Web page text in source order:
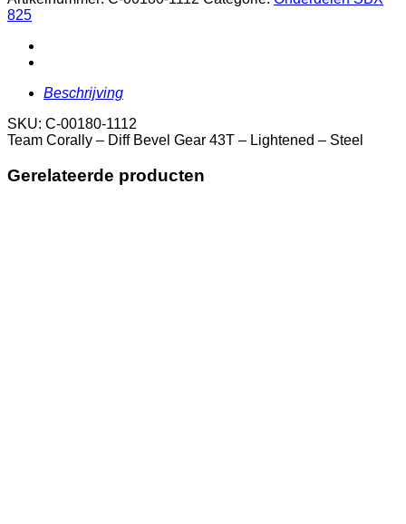
Diff
Bevel
Gear
43T
Lightened
Steel
aantal
825
Beschrijving
SKU: C-00180-1112
Team Corally – Diff Bevel Gear 43T – Lightened – Steel
Gerelateerde producten